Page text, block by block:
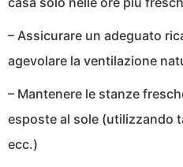
– Assicurare un adeguato
agevolare la ventilazione
– Mantenere le stanze
esposte al sole (utilizzando
ecc.)